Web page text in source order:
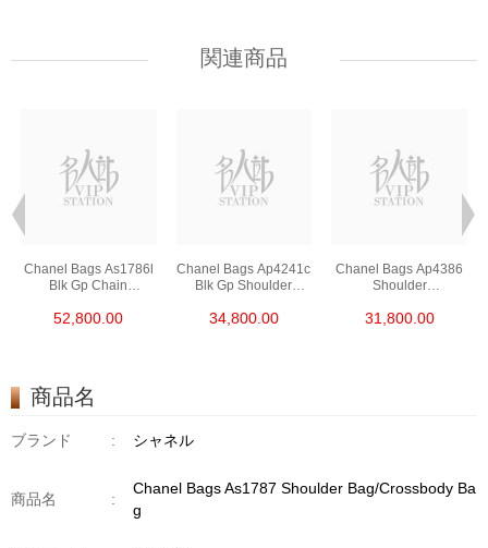
関連商品
Chanel Bags As1786l
Blk Gp Chain
52,800.00
Chanel Bags Ap4241c
Blk Gp Shoulder
/Handbag
34,800.00
Chanel Bags Ap4386
Shoulder
/Handbag
31,800.00
商品名
ブランド : シャネル
商品名 :
Chanel Bags As1787 Shoulder Bag/Crossbody Ba
g